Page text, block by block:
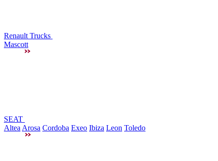
Renault Trucks
Mascott
SEAT
Altea Arosa Cordoba Exeo Ibiza Leon Toledo